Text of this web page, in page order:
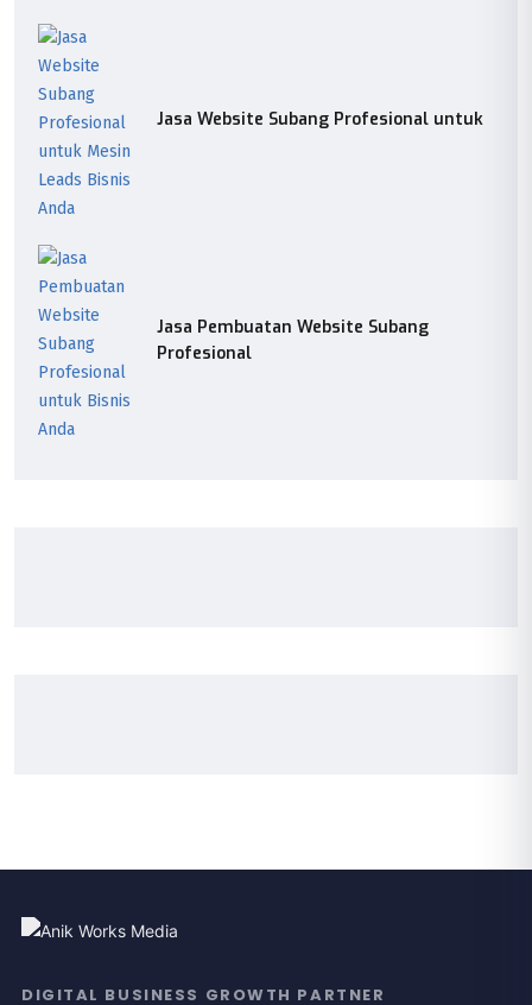
Jasa Website Subang Profesional untuk
Jasa Pembuatan Website Subang
Profesional
DIGITAL BUSINESS GROWTH PARTNER